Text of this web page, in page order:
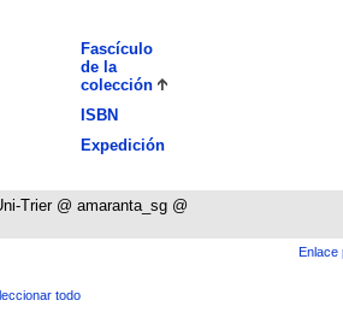
Fascículo
de la
colección
ISBN
Expedición
Trier @ amaranta_sg @
Enlace
todo